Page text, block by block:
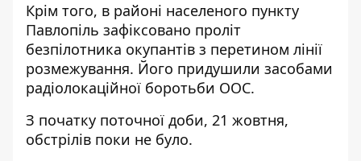
Крім того, в районі населеного пункту
Павлопіль зафіксовано проліт
безпілотника окупантів з перетином лінії
розмежування. Його придушили засобами
радіолокаційної боротьби ООС.
З початку поточної доби, 21 жовтня,
обстрілів поки не було.